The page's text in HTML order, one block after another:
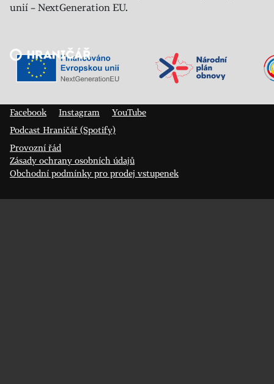
unií – NextGeneration EU.
Veřejný sál Hraničář, spolek
Facebook
Instagram
YouTube
Podcast Hraničář (Spotify)
Provozní řád
Zásady ochrany osobních údajů
Obchodní podmínky pro prodej vstupenek